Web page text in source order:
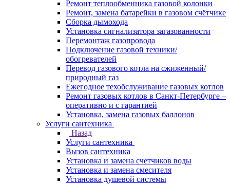
Ремонт теплообменника газовой колонки
Ремонт, замена батарейки в газовом счётчике
Сборка дымохода
Установка сигнализатора загазованности
Перемонтаж газопровода
Подключение газовой техники/
обогревателей
Перевод газового котла на сжиженный/
природный газ
Ежегодное техобслуживание газовых котлов
Ремонт газовых котлов в Санкт-Петербурге –
оперативно и с гарантией
Установка, замена газовых баллонов
Услуги сантехника
Назад
Услуги сантехника
Вызов сантехника
Установка и замена счетчиков воды
Установка и замена смесителя
Установка душевой системы